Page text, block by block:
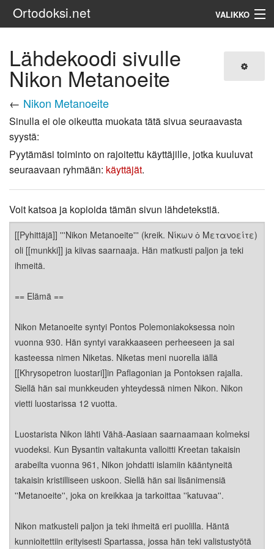
Ortodoksi.net VALIKKO
Haku
Lähdekoodi sivulle
Nikon Metanoeite
← Nikon Metanoeite
Sinulla ei ole oikeutta muokata tätä sivua seuraavasta
syystä:
Pyytämäsi toiminto on rajoitettu käyttäjille, jotka kuuluvat
seuraavaan ryhmään: käyttäjät.
Voit katsoa ja kopioida tämän sivun lähdetekstiä.